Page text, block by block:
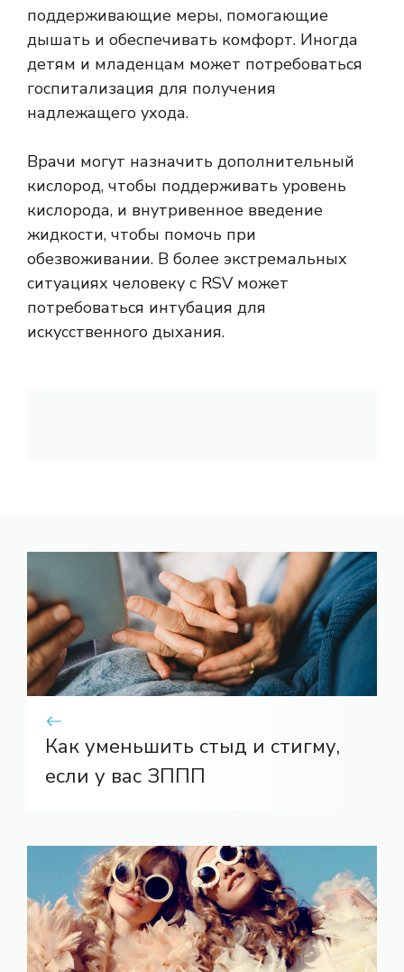
поддерживающие меры, помогающие
дышать и обеспечивать комфорт. Иногда
детям и младенцам может потребоваться
госпитализация для получения
надлежащего ухода.
Врачи могут назначить дополнительный
кислород, чтобы поддерживать уровень
кислорода, и внутривенное введение
жидкости, чтобы помочь при
обезвоживании. В более экстремальных
ситуациях человеку с RSV может
потребоваться интубация для
искусственного дыхания.
Как уменьшить стыд и стигму,
если у вас ЗППП